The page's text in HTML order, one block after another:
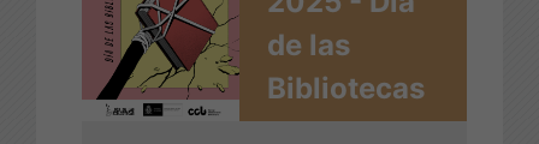
de las
Bibliotecas